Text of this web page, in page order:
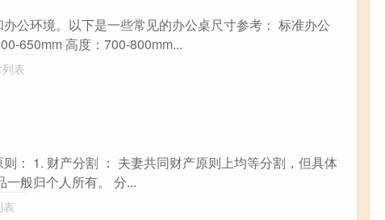
公环境。以下是一些常见的办公桌尺寸参考： 标准办公
650mm 高度：700-800mm...
表
： 1. 财产分割 ： 夫妻共同财产原则上均等分割，但具体
般归个人所有。 分...
表